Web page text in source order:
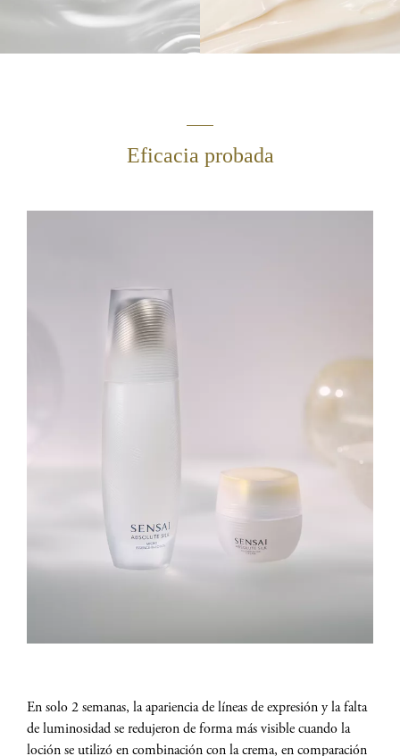
Eficacia probada
En solo 2 semanas, la apariencia de líneas de expresión y la falta
de luminosidad se redujeron de forma más visible cuando la
loción se utilizó en combinación con la crema, en comparación